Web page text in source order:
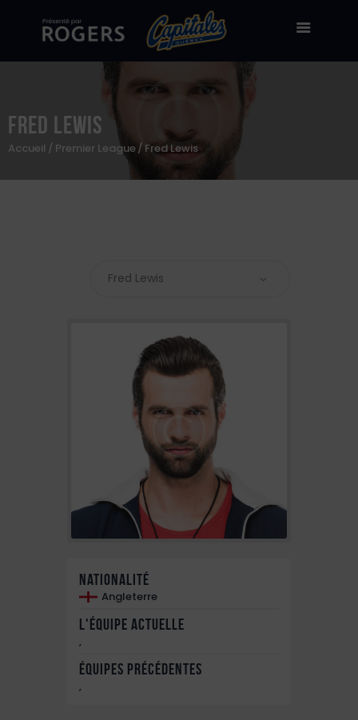
Fred Lewis
Accueil Premier League Fred Lewis
Billetterie
Stade Canac
Boutique en ligne
Nationalité
Angleterre
L'équipe actuelle
,
Équipes précédentes
,